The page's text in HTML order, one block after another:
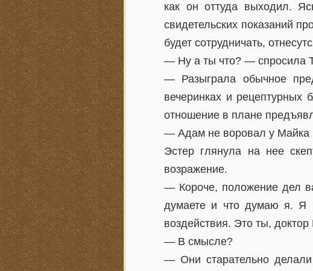
как он оттуда выходил.
свидетельских показаний
будет сотрудничать,
— Ну а ты что? — спросила
— Разыграла обычное
вечеринках и рецептурных
отношение в плане
— Адам не воровал у Майка
Эстер глянула на нее
возражение.
— Короче, положение дел
думаете и что думаю я. Я
воздействия. Это ты, доктор
— В смысле?
— Они старательно